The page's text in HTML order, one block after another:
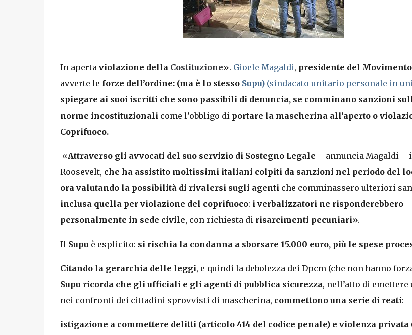
In apertaviolazione della Costituzione». Gioele Magaldi, presidente del
avverte le forze dell’ordine: (ma è lo stesso Supu) (sindacato unitario personale in
spiegare ai suoi iscritti che sono passibili di denuncia, se comminano sanzioni
norme incostituzionali come l’obbligo di portare la mascherina all’aperto o
Coprifuoco.
«Attraverso gli avvocati del suo servizio di Sostegno Legale – annuncia Magaldi –
Roosevelt, che ha assistito moltissimi italiani colpiti da sanzioni nel periodo del
ora valutando la possibilità di rivalersi sugli agenti che comminassero ulteriori
inclusa quella per violazione del coprifuoco: i verbalizzatori ne risponderebbero
personalmente in sede civile, con richiesta di risarcimenti pecuniari».
Il Supuè esplicito: si rischia la condanna a sborsare 15.000 euro, più le spese
Citando la gerarchia delle leggi, e quindi la debolezza dei Dpcm (che non hanno
Supu ricorda che gli ufficiali e gli agenti di pubblica sicurezza, nell’atto di emettere
nei confronti dei cittadini sprovvisti di mascherina, commettono una serie di reati:
istigazione a commettere delitti (articolo 414 del codice penale) e violenza privata